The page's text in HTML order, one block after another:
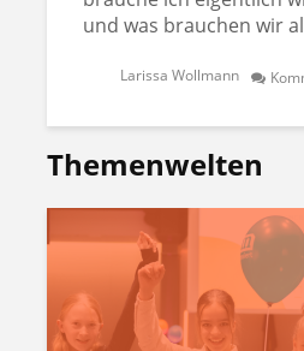
und was brauchen wir
Larissa Wollmann
Themenwelten